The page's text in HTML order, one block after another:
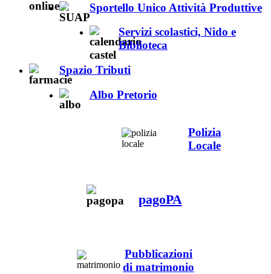
Sportello Unico Attività Produttive
Servizi scolastici, Nido e
Biblioteca
Spazio Tributi
Albo Pretorio
Polizia
Locale
pagoPA
Pubblicazioni
di matrimonio